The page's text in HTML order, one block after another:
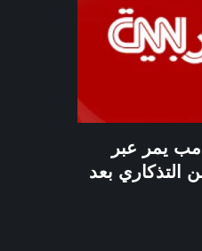
يمر عبر
التذكاري بعد